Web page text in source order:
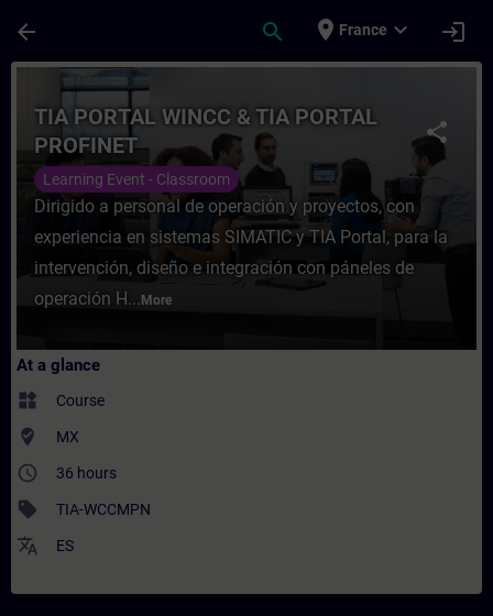
arrow_back search place France expand_more login
Course - TIA PORTAL WINCC & TIA
share
TIA PORTAL WINCC & TIA PORTAL
PROFINET
Learning Event - Classroom
Dirigido a personal de operación y proyectos, con
experiencia en sistemas SIMATIC y TIA Portal, para la
intervención, diseño e integración con páneles de
operación H... More
At a glance
widgets Course
where_to_vote MX
access_time 36 hours
sell TIA-WCCMPN
translate ES